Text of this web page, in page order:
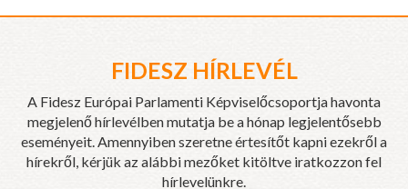
FIDESZ HÍRLEVÉL
A Fidesz Európai Parlamenti Képviselőcsoportja havonta
megjelenő hírlevélben mutatja be a hónap legjelentősebb
eseményeit. Amennyiben szeretne értesítőt kapni ezekről a
hírekről, kérjük az alábbi mezőket kitöltve iratkozzon fel
hírlevelünkre.